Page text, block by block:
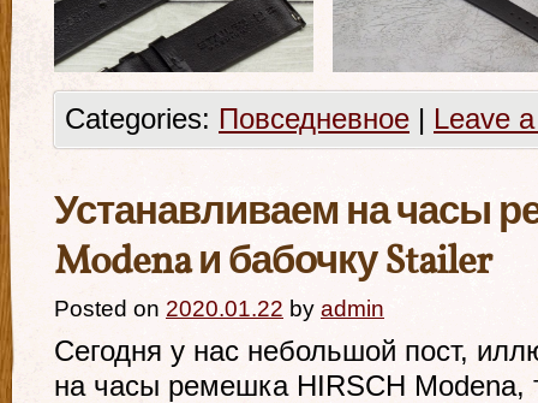
Categories: Повседневное | Leave
Устанавливаем на часы
Modena и бабочку Stailer
Posted on 2020.01.22 by admin
Сегодня у нас небольшой пост,
на часы ремешка HIRSCH Modena,